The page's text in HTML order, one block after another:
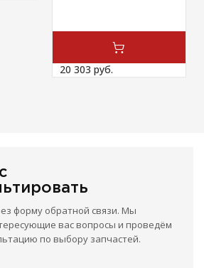
20 303 руб.
форму обратной связи. Мы
вас вопросы и проведём
по выбору запчастей.